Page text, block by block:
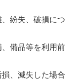
紛失、破損につ
、備品等を利用前
、滅失した場合